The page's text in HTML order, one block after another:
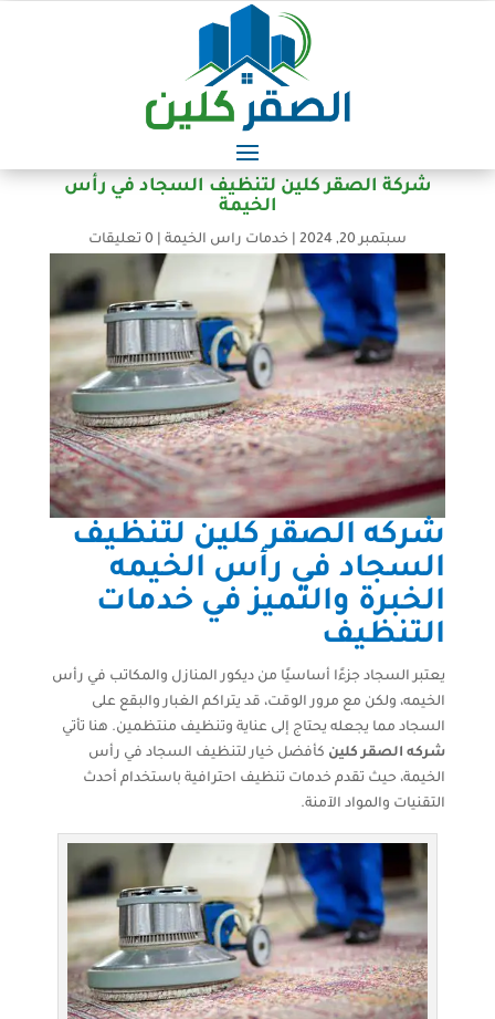
شركة الصقر كلين لتنظيف السجاد في رأس
الخيمة
سبتمبر 20, 2024 خدمات راس الخيمة 0 تعليقات
شركه الصقر كلين لتنظيف
السجاد في رأس الخيمه
الخبرة والتميز في خدمات
التنظيف
يعتبر السجاد جزءًا أساسيًا من ديكور المنازل والمكاتب في رأس
الخيمه، ولكن مع مرور الوقت، قد يتراكم الغبار والبقع على
السجاد مما يجعله يحتاج إلى عناية وتنظيف منتظمين. هنا تأتي
شركه الصقر كلين كأفضل خيار لتنظيف السجاد في رأس
الخيمة، حيث تقدم خدمات تنظيف احترافية باستخدام أحدث
التقنيات والمواد الآمنة.